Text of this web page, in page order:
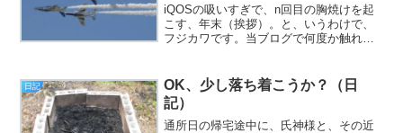
iQOSの吸いすぎで、n回目の胸焼けを起
こす、年末（挨拶）。と、いうわけで、
フジカワです。当ブログで何度か触れた
いるお社なのですが、よくよく考えた
ら、日帰りで行けるよね...
日記
OK、少し落ち着こうか？（日
記）
通所日の帰宅途中に、氏神様と、その近